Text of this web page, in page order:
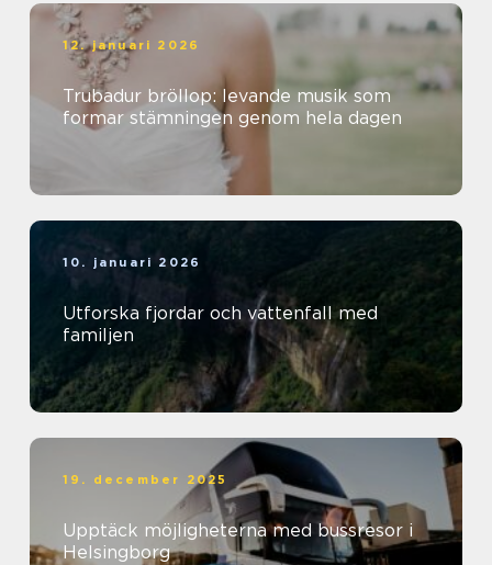
12. januari 2026
Trubadur bröllop: levande musik som
formar stämningen genom hela dagen
10. januari 2026
Utforska fjordar och vattenfall med
familjen
19. december 2025
Upptäck möjligheterna med bussresor i
Helsingborg